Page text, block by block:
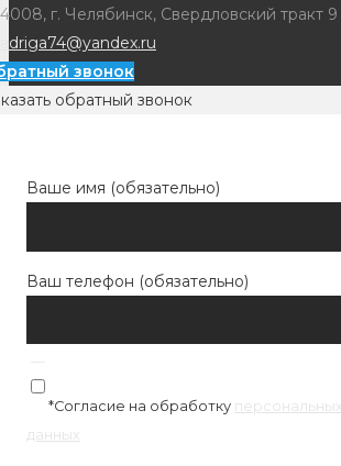
г. Челябинск, Свердловский тракт 9
звонок
обратный звонок
Ваше имя (обязательно)
Ваш телефон (обязательно)
*Согласие на обработку персональных
данных